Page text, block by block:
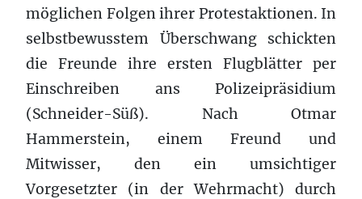
möglichen Folgen ihrer Protestaktionen. In
selbstbewusstem Überschwang schickten
die Freunde ihre ersten Flugblätter per
Einschreiben ans Polizeipräsidium
(Schneider-Süß). Nach Otmar
Hammerstein, einem Freund und
Mitwisser, den ein umsichtiger
Vorgesetzter (in der Wehrmacht) durch